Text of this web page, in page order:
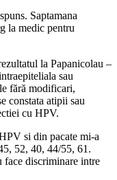
Saptamana
la medic pentru
la Papanicolau –
sau
fără modificari,
constata atipii sau
cu HPV.
si din pacate mi-a
52, 40, 44/55, 61.
face discriminare intre